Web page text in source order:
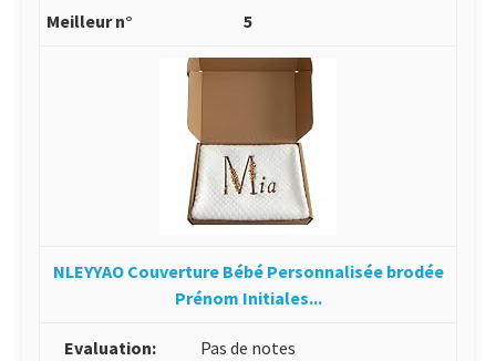
5
NLEYYAO Couverture Bébé Personnalisée brodée
Prénom Initiales...
Pas de notes